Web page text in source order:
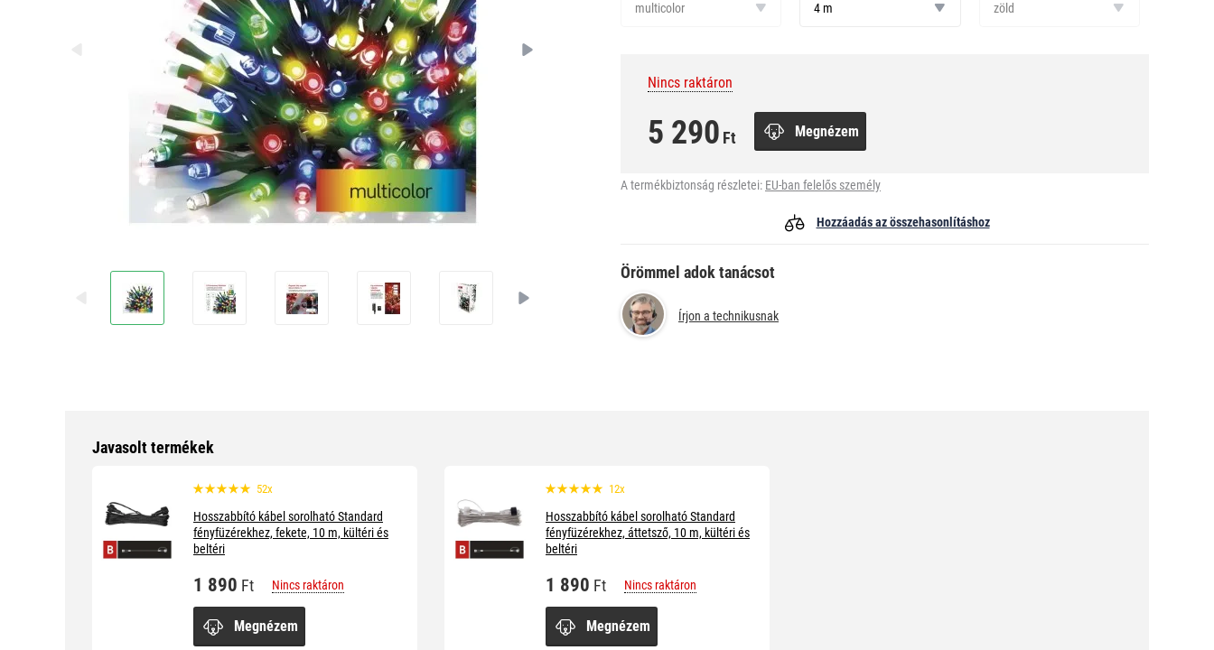
színemulticolor
4 m
színezöld
Nincs raktáron
5 290 Ft Megnézem
A termékbiztonság részletei: EU-ban felelős személy
Hozzáadás az összehasonlításhoz
Örömmel adok tanácsot
Írjon a technikusnak
Javasolt termékek
52x
Hosszabbító kábel sorolható Standard
fényfüzérekhez, fekete, 10 m, kültéri és
beltéri
1 890 Ft Nincs raktáron
Megnézem
12x
Hosszabbító kábel sorolható Standard
fényfüzérekhez, áttetsző, 10 m, kültéri és
beltéri
1 890 Ft Nincs raktáron
Megnézem